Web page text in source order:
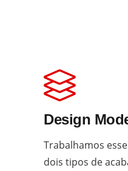
Design
Trabalhamos
dois tipos de